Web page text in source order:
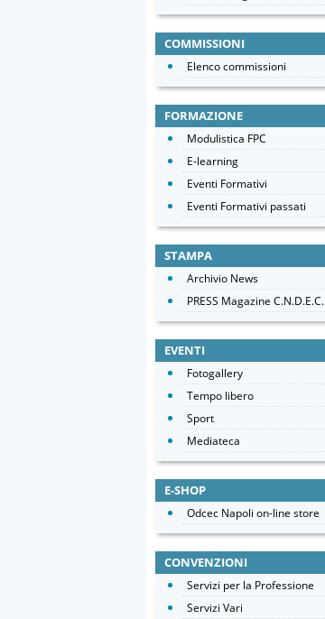
COMMISSIONI
Elenco commissioni
FORMAZIONE
Modulistica FPC
E-learning
Eventi Formativi
Eventi Formativi passati
STAMPA
Archivio News
PRESS Magazine C.N.D.E.C.
EVENTI
Fotogallery
Tempo libero
Sport
Mediateca
E-SHOP
Odcec Napoli on-line store
CONVENZIONI
Servizi per la Professione
Servizi Vari